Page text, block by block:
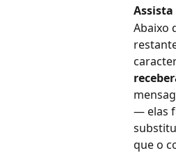
Abaixo
— elas
que o